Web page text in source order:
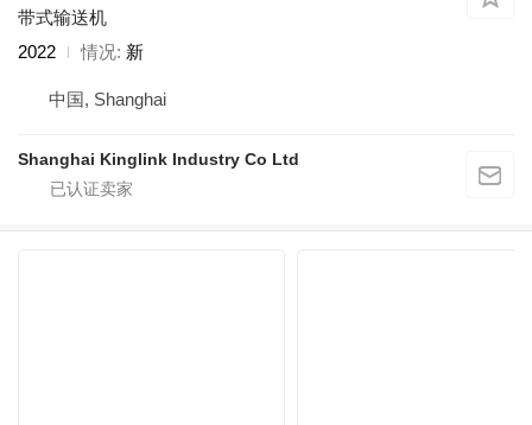
带式输送机
2022
情况 新
中国, Shanghai
Shanghai Kinglink Industry Co Ltd